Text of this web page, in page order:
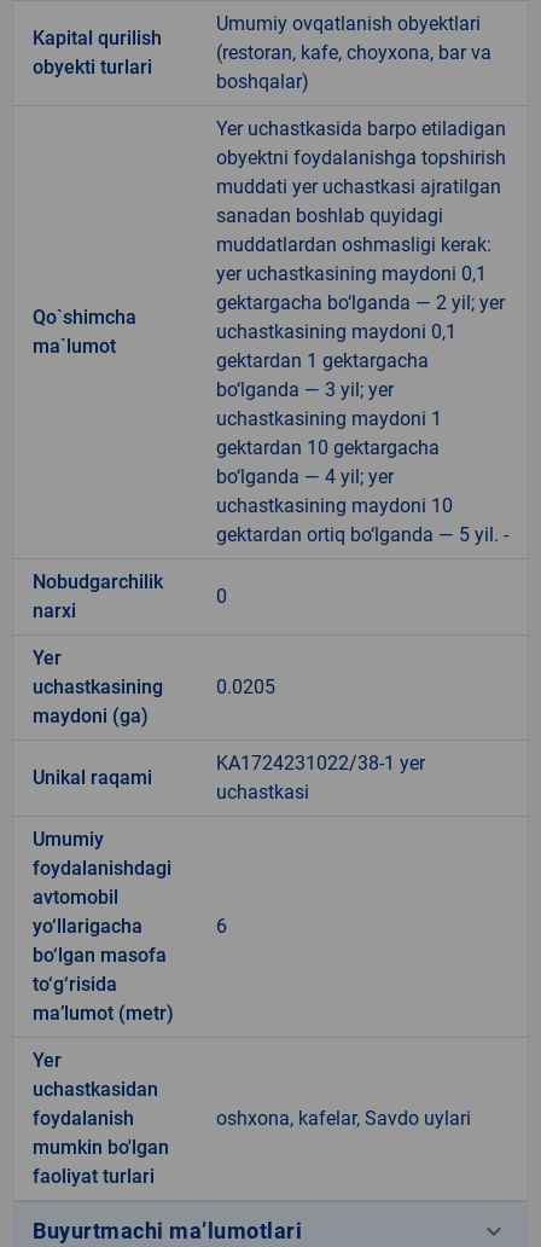
Kapital qurilish
obyekti turlari
Umumiy ovqatlanish obyektlari
(restoran, kafe, choyxona, bar va
boshqalar)
Qo`shimcha
ma`lumot
Yer uchastkasida barpo etiladigan
obyektni foydalanishga topshirish
muddati yer uchastkasi ajratilgan
sanadan boshlab quyidagi
muddatlardan oshmasligi kerak:
yer uchastkasining maydoni 0,1
gektargacha bo‘lganda — 2 yil; yer
uchastkasining maydoni 0,1
gektardan 1 gektargacha
bo‘lganda — 3 yil; yer
uchastkasining maydoni 1
gektardan 10 gektargacha
bo‘lganda — 4 yil; yer
uchastkasining maydoni 10
gektardan ortiq bo‘lganda — 5 yil. -
Nobudgarchilik
narxi
0
Yer
uchastkasining
maydoni (ga)
0.0205
Unikal raqami
KA1724231022/38-1 yer
uchastkasi
Umumiy
foydalanishdagi
avtomobil
yo‘llarigacha
bo‘lgan masofa
to‘g‘risida
ma’lumot (metr)
6
Yer
uchastkasidan
foydalanish
mumkin bo'lgan
faoliyat turlari
oshxona, kafelar, Savdo uylari
Buyurtmachi ma’lumotlari keyboard_arrow_down